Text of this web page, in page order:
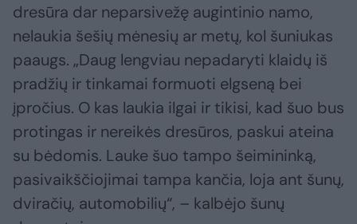
dresūra dar neparsivežę augintinio namo,
nelaukia šešių mėnesių ar metų, kol šuniukas
paaugs. „Daug lengviau nepadaryti klaidų iš
pradžių ir tinkamai formuoti elgseną bei
įpročius. O kas laukia ilgai ir tikisi, kad šuo bus
protingas ir nereikės dresūros, paskui ateina
su bėdomis. Lauke šuo tampo šeimininką,
pasivaikščiojimai tampa kančia, loja ant šunų,
dviračių, automobilių“, – kalbėjo šunų